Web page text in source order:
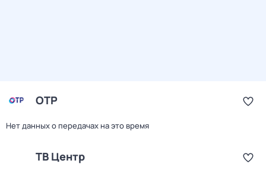
ОТР
Нет данных о передачах на это время
ТВ Центр